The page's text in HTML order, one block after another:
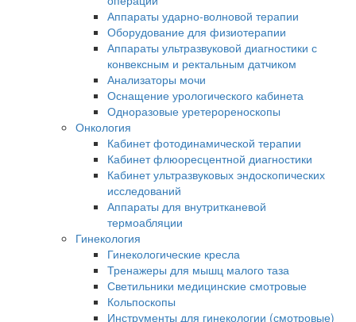
Аппараты ударно-волновой терапии
Оборудование для физиотерапии
Аппараты ультразвуковой диагностики с
конвексным и ректальным датчиком
Анализаторы мочи
Оснащение урологического кабинета
Одноразовые уретерореноскопы
Онкология
Кабинет фотодинамической терапии
Кабинет флюоресцентной диагностики
Кабинет ультразвуковых эндоскопических
исследований
Аппараты для внутритканевой
термоабляции
Гинекология
Гинекологические кресла
Тренажеры для мышц малого таза
Светильники медицинские смотровые
Кольпоскопы
Инструменты для гинекологии (смотровые)